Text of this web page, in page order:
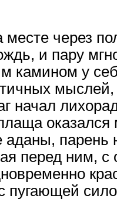
месте через
и пару
камином у
начал
аданы,
перед ним,